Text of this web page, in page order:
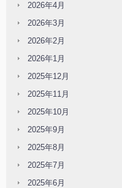
2026年4月
2026年3月
2026年2月
2026年1月
2025年12月
2025年11月
2025年10月
2025年9月
2025年8月
2025年7月
2025年6月